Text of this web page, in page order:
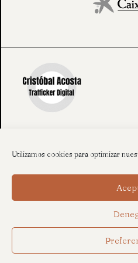
Utilizamos cookies para optimizar